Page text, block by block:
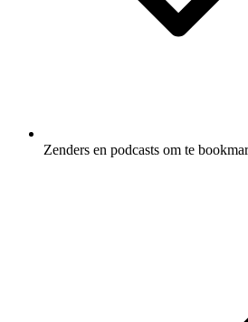
Zenders en podcasts om te